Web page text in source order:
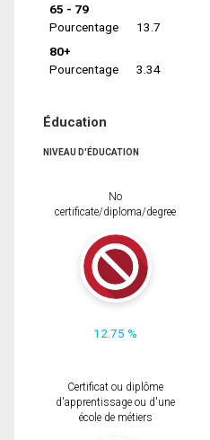
65 - 79
Pourcentage
13.7
80+
Pourcentage
3.34
Éducation
NIVEAU D'ÉDUCATION
No
certificate/diploma/degree
12.75 %
Certificat ou diplôme
d'apprentissage ou d'une
école de métiers